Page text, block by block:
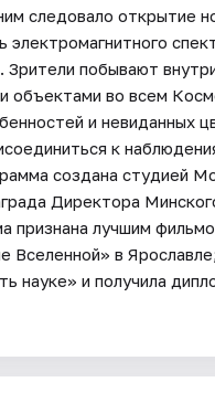
следовало открытие
побывают
во всем
и невиданных
к
создана студией
Директора
признана лучшим
в
науке» и получила